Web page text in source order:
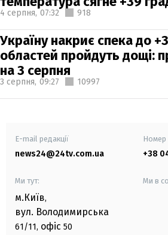
4 серпня, 07:32 918
Україну накриє спека до
областей пройдуть дощі:
на 3 серпня
3 серпня, 09:27 10997
E-mail редакції
news24@24tv.com.ua
Номер
+38
Ми тут:
м.Київ,
вул. Володимирська
61/11, офіс 50
Ми в